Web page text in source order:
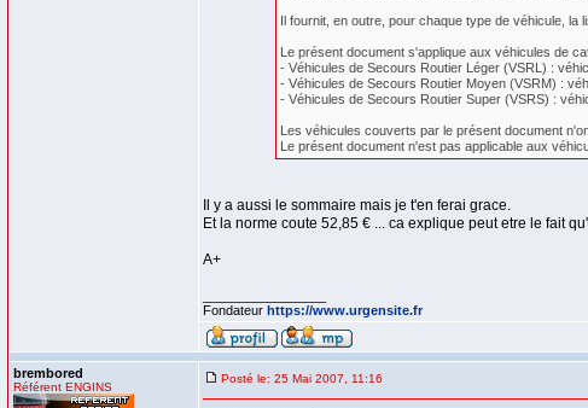
Il fournit, en outre, pour chaque type de véhicule, la
Le présent document s'applique aux véhicules de
- Véhicules de Secours Routier Léger (VSRL) :
- Véhicules de Secours Routier Moyen (VSRM) :
- Véhicules de Secours Routier Super (VSRS) :
Les véhicules couverts par le présent document
Le présent document n'est pas applicable aux
Il y a aussi le sommaire mais je t'en ferai grace.
Et la norme coute 52,85 € ... ca explique peut etre le fait
A+
Fondateur https://www.urgensite.fr
brembored
Référent ENGINS
Posté le: 25 Mai 2007, 11:16